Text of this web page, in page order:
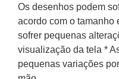
Os desenhos podem
acordo com o tamanho
sofrer pequenas
visualização da tela *
pequenas variações